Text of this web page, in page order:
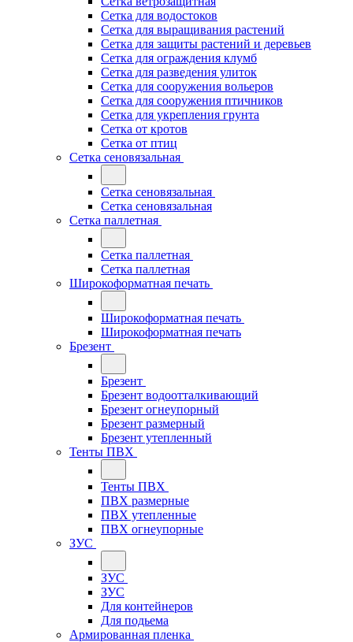
Сетка для водостоков
Сетка для выращивания растений
Сетка для защиты растений и деревьев
Сетка для ограждения клумб
Сетка для разведения улиток
Сетка для сооружения вольеров
Сетка для сооружения птичников
Сетка для укрепления грунта
Сетка от кротов
Сетка от птиц
Сетка сеновязальная
Сетка сеновязальная
Сетка сеновязальная
Сетка паллетная
Сетка паллетная
Сетка паллетная
Широкоформатная печать
Широкоформатная печать
Широкоформатная печать
Брезент
Брезент
Брезент водоотталкивающий
Брезент огнеупорный
Брезент размерный
Брезент утепленный
Тенты ПВХ
Тенты ПВХ
ПВХ размерные
ПВХ утепленные
ПВХ огнеупорные
ЗУС
ЗУС
ЗУС
Для контейнеров
Для подьема
Армированная пленка